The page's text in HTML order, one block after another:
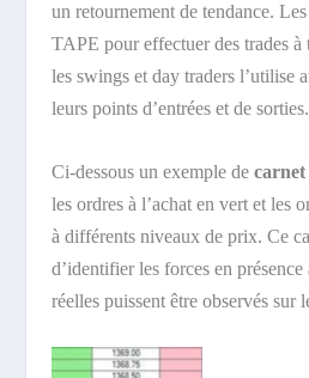
un retournement de tendance. Les
TAPE pour effectuer des trades à
les swings et day traders l’utilise
leurs points d’entrées et de sorties.
Ci-dessous un exemple de carnet
les ordres à l’achat en vert et les
à différents niveaux de prix. Ce
d’identifier les forces en
réelles puissent être observés sur